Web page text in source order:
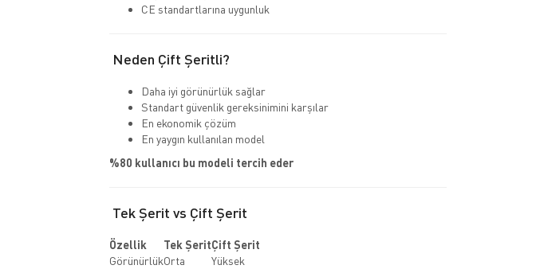
CE standartlarına uygunluk
Neden Çift Şeritli?
Daha iyi görünürlük sağlar
Standart güvenlik gereksinimini karşılar
En ekonomik çözüm
En yaygın kullanılan model
%80 kullanıcı bu modeli tercih eder
Tek Şerit vs Çift Şerit
Özellik Tek ŞeritÇift Şerit
GörünürlükOrta
Yüksek